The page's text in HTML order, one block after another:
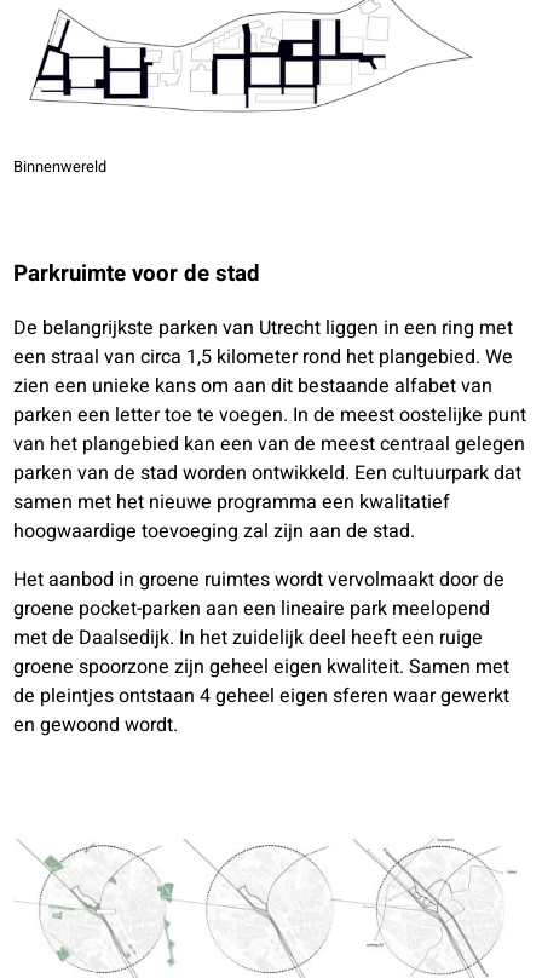
Binnenwereld
Parkruimte voor de stad
De belangrijkste parken van Utrecht liggen in een ring met
een straal van circa 1,5 kilometer rond het plangebied. We
zien een unieke kans om aan dit bestaande alfabet van
parken een letter toe te voegen. In de meest oostelijke punt
van het plangebied kan een van de meest centraal gelegen
parken van de stad worden ontwikkeld. Een cultuurpark dat
samen met het nieuwe programma een kwalitatief
hoogwaardige toevoeging zal zijn aan de stad.
Het aanbod in groene ruimtes wordt vervolmaakt door de
groene pocket-parken aan een lineaire park meelopend
met de Daalsedijk. In het zuidelijk deel heeft een ruige
groene spoorzone zijn geheel eigen kwaliteit. Samen met
de pleintjes ontstaan 4 geheel eigen sferen waar gewerkt
en gewoond wordt.